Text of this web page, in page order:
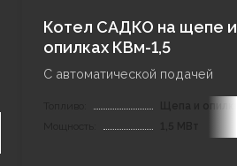
Котел САДКО на щепе и
опилках КВм-1,5
С автоматической подачей